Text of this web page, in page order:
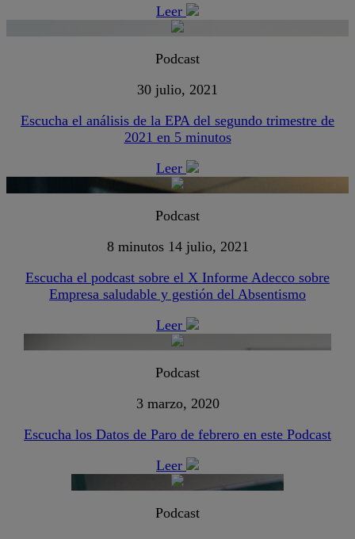
Leer
Podcast
30 julio, 2021
Escucha el análisis de la EPA del segundo trimestre de
2021 en 5 minutos
Leer
Podcast
8 minutos 14 julio, 2021
Escucha el podcast sobre el X Informe Adecco sobre
Empresa saludable y gestión del Absentismo
Leer
Podcast
3 marzo, 2020
Escucha los Datos de Paro de febrero en este Podcast
Leer
Podcast